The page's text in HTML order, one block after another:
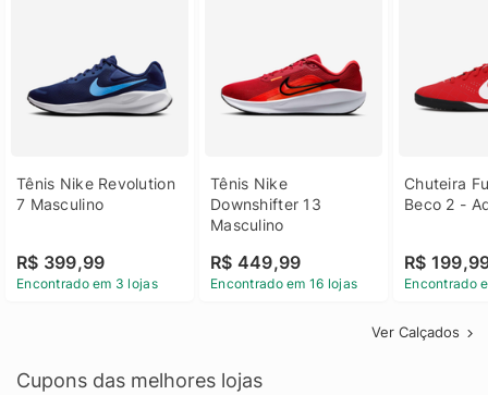
Tênis Nike Revolution
7 Masculino
R$ 399,99
Encontrado em 3 lojas
Tênis Nike
Downshifter 13
Masculino
R$ 449,99
Encontrado em 16 lojas
Chuteira
Beco 2 -
R$
Encontrado
Ver Calçados
Cupons das melhores lojas